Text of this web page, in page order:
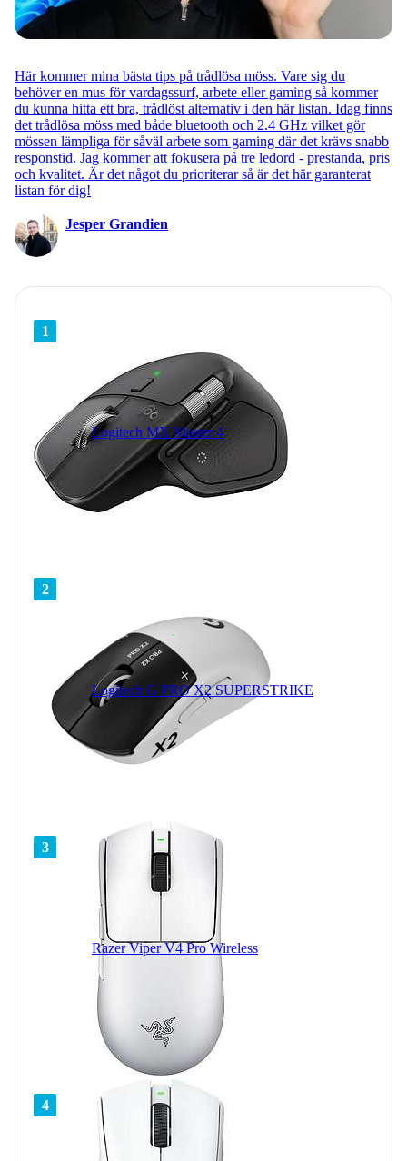
Här kommer mina bästa tips på trådlösa möss. Vare sig du
behöver en mus för vardagssurf, arbete eller gaming så kommer
du kunna hitta ett bra, trådlöst alternativ i den här listan. Idag finns
det trådlösa möss med både bluetooth och 2.4 GHz vilket gör
mössen lämpliga för såväl arbete som gaming där det krävs snabb
responstid. Jag kommer att fokusera på tre ledord - prestanda, pris
och kvalitet. Är det något du prioriterar så är det här garanterat
listan för dig!
Jesper Grandien
1
Logitech MX Master 4
2
Logitech G PRO X2 SUPERSTRIKE
3
Razer Viper V4 Pro Wireless
4